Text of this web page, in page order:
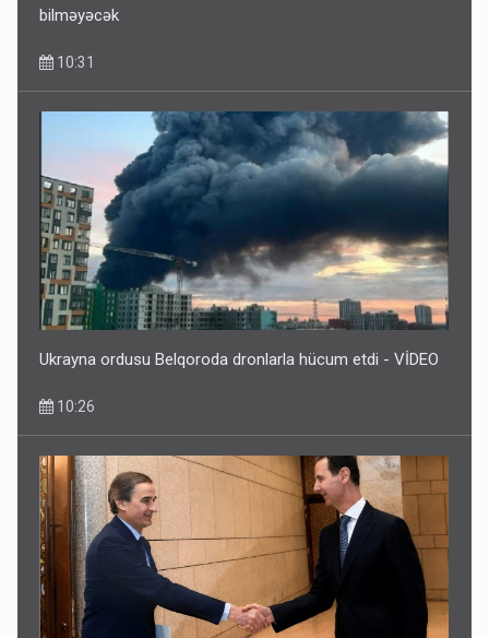
bilməyəcək
10:31
Ukrayna ordusu Belqoroda dronlarla hücum etdi - VİDEO
10:26